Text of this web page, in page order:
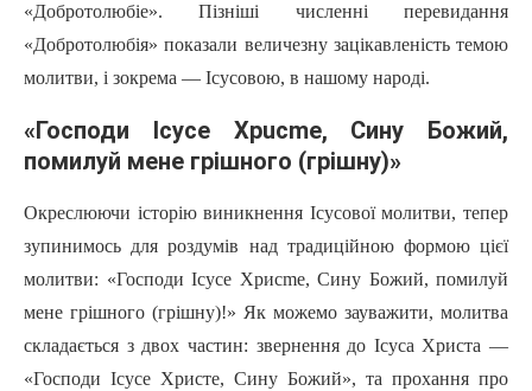
«Добротолюбіе». Пізніші численні перевидання
«Добротолюбія» показали величезну зацікавленість темою
молитви, i зокрема — Ісусовою, в нашому народі.
«Господи Icyce Хpucme, Сину Божий,
помилуй мене грішного (грішну)»
Окреслюючи історію виникнення Ісусової молитви, тепер
зупинимось для роздумів над традиційною формою цієї
молитви: «Господи Icyce Xpиcme, Сину Божий, помилуй
мене грішного (грішну)!» Як можемо зауважити, молитва
складається з двох частин: звернення до Icyca Христа —
«Господи Icyce Христе, Сину Божий», та прохання про